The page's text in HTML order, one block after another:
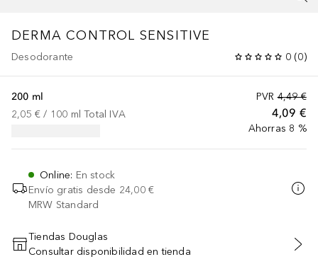
DERMA CONTROL SENSITIVE
Desodorante 0 (0)
PVR 4,49 €
4,09 €
Ahorras 8 %
200 ml
2,05 € / 100 ml Total IVA
Online: En stock
Envío gratis desde 24,00 €
MRW Standard
AÑADIR AL CARRITO
Tiendas Douglas
Consultar disponibilidad en tienda